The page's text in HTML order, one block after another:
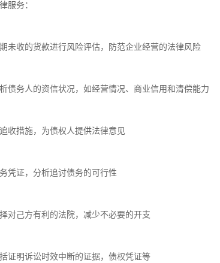
服务：
未收的货款进行风险评估，防范企业经营的法律风险
债务人的资信状况，如经营情况、商业信用和清偿能力
收措施，为债权人提供法律意见
凭证，分析追讨债务的可行性
对己方有利的法院，减少不必要的开支
证明诉讼时效中断的证据，债权凭证等